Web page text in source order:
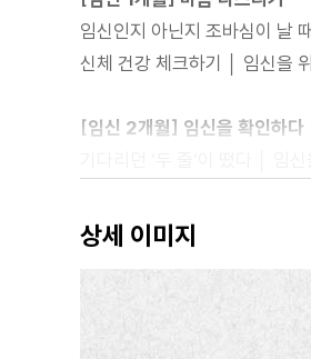
임신인지 아닌지 조바심이 날
신체 건강 체크하기 │ 임신을
[임신 2개월] 임신을 확인하다
특명! 아빠의 역할을 찾아라 │
모를수록 공유하고 모를수록
상세 이미지